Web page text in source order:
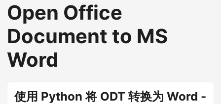
Open Office
Document to MS
Word
使用 Python 将 ODT 转换为 Word -